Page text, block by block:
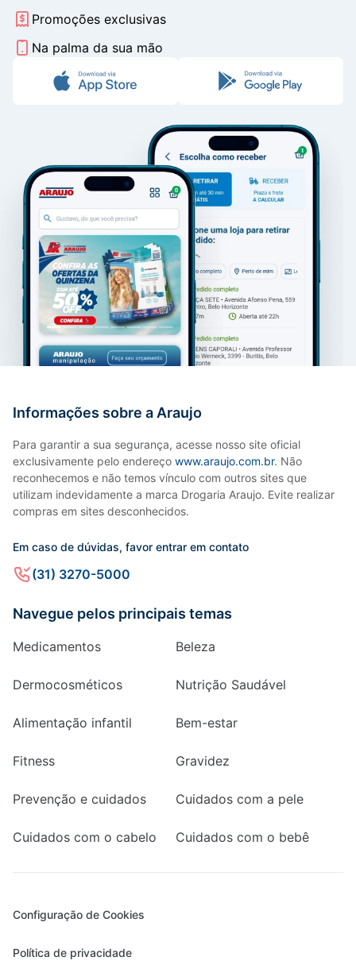
Promoções exclusivas
Na palma da sua mão
Informações sobre a Araujo
Para garantir a sua segurança, acesse nosso site oficial
exclusivamente pelo endereço www.araujo.com.br. Não
reconhecemos e não temos vínculo com outros sites que
utilizam indevidamente a marca Drogaria Araujo. Evite realizar
compras em sites desconhecidos.
Em caso de dúvidas, favor entrar em contato
(31) 3270-5000
Navegue pelos principais temas
Medicamentos Beleza
Dermocosméticos Nutrição Saudável
Alimentação infantil Bem-estar
Fitness Gravidez
Prevenção e cuidados Cuidados com a pele
Cuidados com o cabelo Cuidados com o bebê
Configuração de Cookies
Política de privacidade